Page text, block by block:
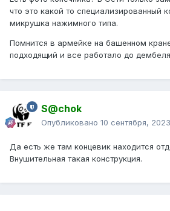
что это какой то специализированный
микрушка нажимного типа.
Помнится в армейке на башенном
подходящий и все работало до
S@chok
Опубликовано 10 сентября, 2023
Да есть же там концевик находится
Внушительная такая конструкция.